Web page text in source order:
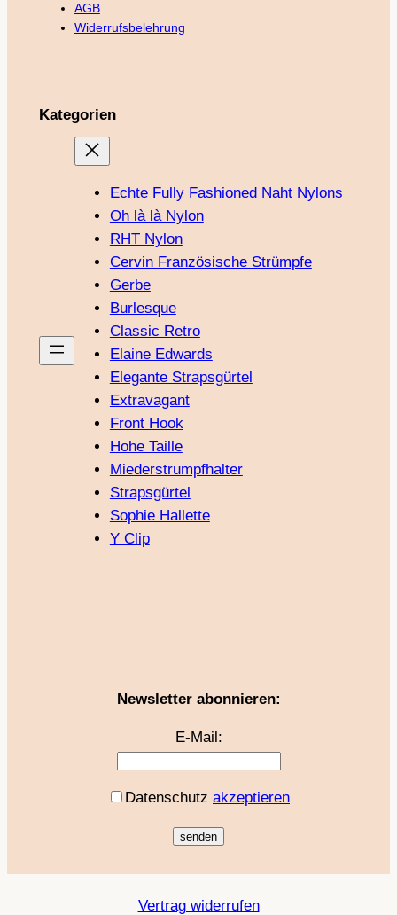
AGB
Widerrufsbelehrung
Kategorien
Echte Fully Fashioned Naht Nylons
Oh là là Nylon
RHT Nylon
Cervin Französische Strümpfe
Gerbe
Burlesque
Classic Retro
Elaine Edwards
Elegante Strapsgürtel
Extravagant
Front Hook
Hohe Taille
Miederstrumpfhalter
Strapsgürtel
Sophie Hallette
Y Clip
Newsletter abonnieren:
E-Mail:
Datenschutz akzeptieren
Vertrag widerrufen